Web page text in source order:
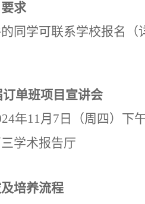
求
同学可联系学校报名（
单班项目宣讲会
年11月7日（周四）下
学术报告厅
培养流程